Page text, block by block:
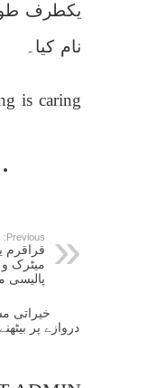
یکطرف
نام کیا۔
is caring!
Previous:
قراقرم
میٹرک و
پالیسی
خیراتی
دروازے پر